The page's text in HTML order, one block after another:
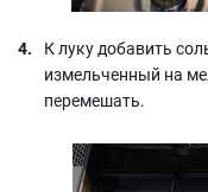
К луку добавить
измельченный на
перемешать.